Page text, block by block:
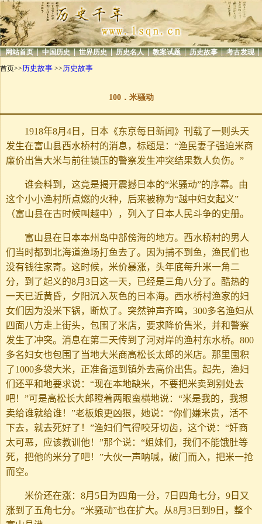
| 网站首页 | 中国历史 | 世界历史 | 历史名人 | 教案试题 | 历史故事 | 考古发现 |
首页>>历史故事 >>历史故事
100．米骚动
1918年8月4日，日本《东京每日新闻》刊载了一则头天
发生在富山县西水桥村的消息，标题是：“渔民妻子强迫米商
廉价出售大米与前往镇压的警察发生冲突结果数人负伤。”
谁会料到，这竟是揭开震撼日本的“米骚动”的序幕。由
这个小小渔村所点燃的火种，后来被称为“越中妇女起义”
（富山县在古时候叫越中），列入了日本人民斗争的史册。
富山县在日本本州岛中部傍海的地方。西水桥村的男人
们当时都到北海道渔场打鱼去了。因为捕不到鱼，渔民们也
没有钱往家寄。这时候，米价暴涨，头年底每升米一角二
分，到了起义的8月3日这一天，已经是三角八分了。酷热的
一天已近黄昏，夕阳沉入灰色的日本海。西水桥村渔家的妇
女们因为没米下锅，断炊了。突然钟声齐鸣，300多名渔妇从
四面八方走上街头，包围了米店，要求降价售米，并和警察
发生了冲突。消息在第二天传到了河对岸的渔村东水桥。800
多名妇女也包围了当地大米商高松长太郎的米店。那里囤积
了1000多袋大米，正准备运到镇外去高价出售。起先，渔妇
们还平和地要求说：“现在本地缺米，不要把米卖到别处去
吧！”可是高松长大郎瞪着两眼蛮横地说：“米是我的，我想
卖给谁就给谁！”老板娘更凶狠，她说：“你们嫌米贵，活不
下去，就去死好了！”渔妇们气得咬牙切齿，这个说：“奸商
太可恶，应该教训他！”那个说：“姐妹们，我们不能饿肚等
死，把他的米分了吧！”大伙一声呐喊，破门而入，把米一抢
而空。
米价还在涨：8月5日为四角一分，7日四角七分，9日又
涨到了五角七分。“米骚动”也在扩大。从8月3日到9日，整个